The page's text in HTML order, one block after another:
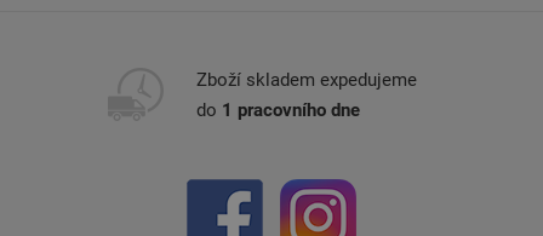
Zboží skladem expedujeme
do 1 pracovního dne